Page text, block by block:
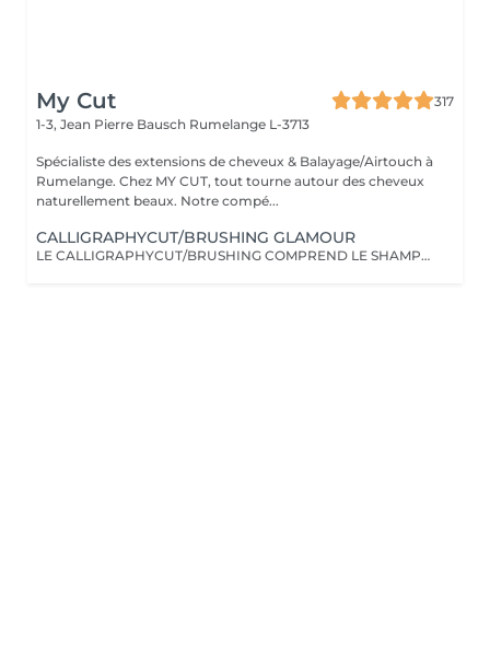
My Cut
317
1-3, Jean Pierre Bausch Rumelange L-3713
Spécialiste des extensions de cheveux & Balayage/Airtouch à
Rumelange. Chez MY CUT, tout tourne autour des cheveux
naturellement beaux. Notre compé...
CALLIGRAPHYCUT/BRUSHING GLAMOUR
LE CALLIGRAPHYCUT/BRUSHING COMPREND LE SHAMPOOING, LE SOIN, LA COUPE LES PRODUITS DE STYLING ET LE BRUSHING WAVY